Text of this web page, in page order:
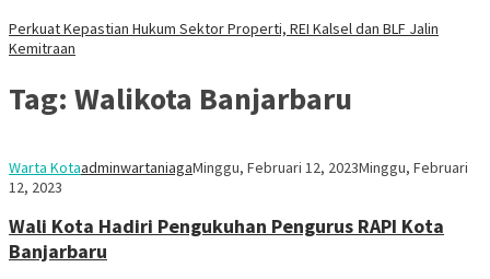
Perkuat Kepastian Hukum Sektor Properti, REI Kalsel dan BLF Jalin
Kemitraan
Tag: Walikota Banjarbaru
Warta KotaadminwartaniagaMinggu, Februari 12, 2023Minggu, Februari
12, 2023
Wali Kota Hadiri Pengukuhan Pengurus RAPI Kota
Banjarbaru